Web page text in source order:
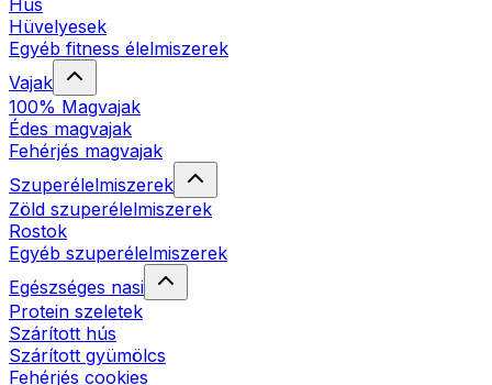
Hús
Hüvelyesek
Egyéb fitness élelmiszerek
Vajak
100% Magvajak
Édes magvajak
Fehérjés magvajak
Szuperélelmiszerek
Zöld szuperélelmiszerek
Rostok
Egyéb szuperélelmiszerek
Egészséges nasi
Protein szeletek
Szárított hús
Szárított gyümölcs
Fehérjés cookies